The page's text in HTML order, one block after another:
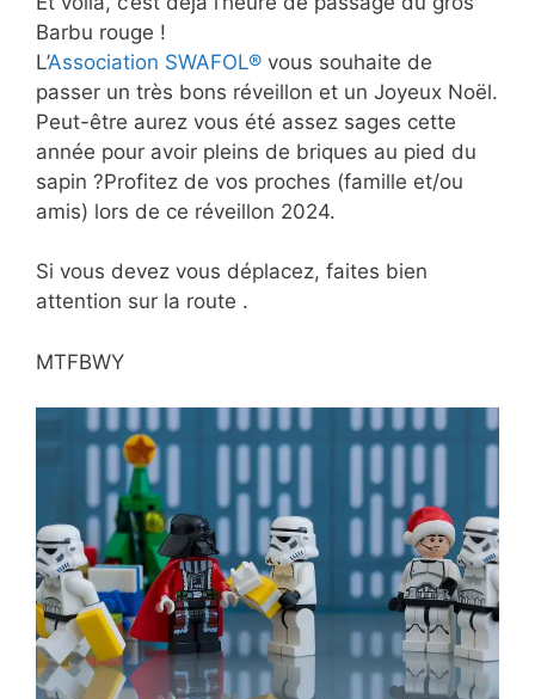
Barbu rouge !
L’Association SWAFOL® vous souhaite de
passer un très bons réveillon et un Joyeux Noël.
Peut-être aurez vous été assez sages cette
année pour avoir pleins de briques au pied du
sapin ?Profitez de vos proches (famille et/ou
amis) lors de ce réveillon 2024.
Si vous devez vous déplacez, faites bien
attention sur la route .
MTFBWY